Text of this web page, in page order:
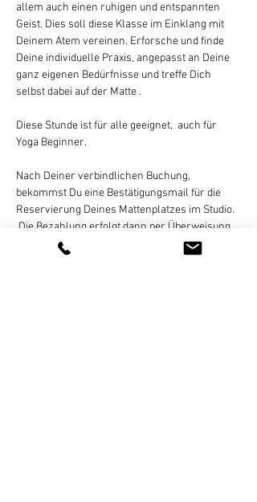
allem auch einen ruhigen und entspannten
Geist. Dies soll diese Klasse im Einklang mit
Deinem Atem vereinen. Erforsche und finde
Deine individuelle Praxis, angepasst an Deine
ganz eigenen Bedürfnisse und treffe Dich
selbst dabei auf der Matte .
Diese Stunde ist für alle geeignet,  auch für
Yoga Beginner.
Nach Deiner verbindlichen Buchung,
bekommst Du eine Bestätigungsmail für die
Reservierung Deines Mattenplatzes im Studio.
Die Bezahlung erfolgt dann per Überweisung,
gegen Rechnung, die ich Dir per E-Mail